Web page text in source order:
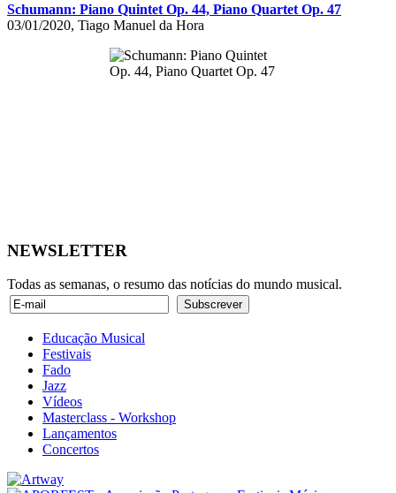
Schumann: Piano Quintet Op. 44, Piano Quartet Op. 47
03/01/2020, Tiago Manuel da Hora
NEWSLETTER
Todas as semanas, o resumo das notícias do mundo musical.
Educação Musical
Festivais
Fado
Jazz
Vídeos
Masterclass - Workshop
Lançamentos
Concertos